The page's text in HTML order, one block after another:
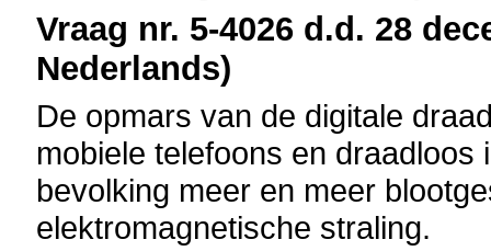
Vraag nr. 5-4026 d.d. 28
Nederlands)
De opmars van de digitale
mobiele telefoons en
bevolking meer en meer
elektromagnetische straling.